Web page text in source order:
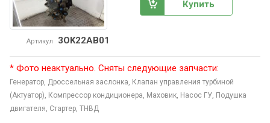
Артикул 3OK22AB01
Купить
* Фото неактуально. Сняты следующие запчасти:
Генератор, Дроссельная заслонка, Клапан управления турбиной
(Актуатор), Компрессор кондиционера, Маховик, Насос ГУ, Подушка
двигателя, Стартер, ТНВД